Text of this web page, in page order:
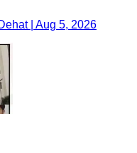
| Aug 5, 2026